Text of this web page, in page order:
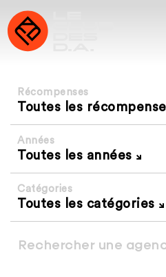
Récompenses
Toutes les
Années
Toutes les années
Catégories
Toutes les catégories